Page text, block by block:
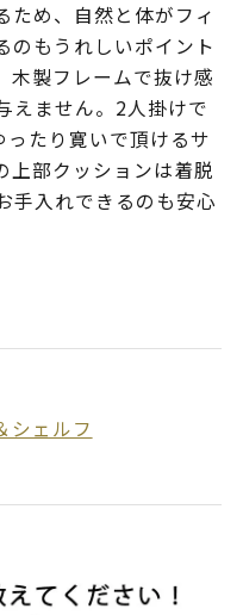
ため、自然と体がフィ
のもうれしいポイント
木製フレームで抜け感
えません。2人掛けで
たり寛いで頂けるサ
上部クッションは着脱
手入れできるのも安心
シェルフ